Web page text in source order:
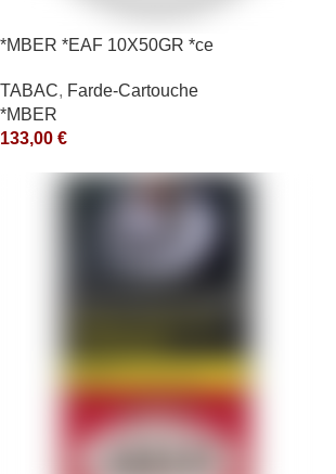
*MBER *EAF 10X50GR *ce
TABAC, Farde-Cartouche
*MBER
133,00 €